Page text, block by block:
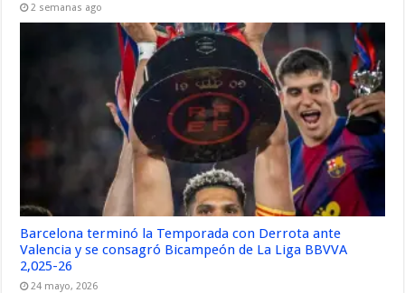
2 semanas ago
Barcelona terminó la Temporada con Derrota ante
Valencia y se consagró Bicampeón de La Liga BBVVA
2,025-26
24 mayo, 2026